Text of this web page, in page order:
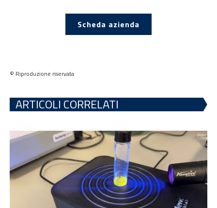
Scheda azienda
© Riproduzione riservata
ARTICOLI CORRELATI